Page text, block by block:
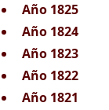
Año 1825
Año 1824
Año 1823
Año 1822
Año 1821